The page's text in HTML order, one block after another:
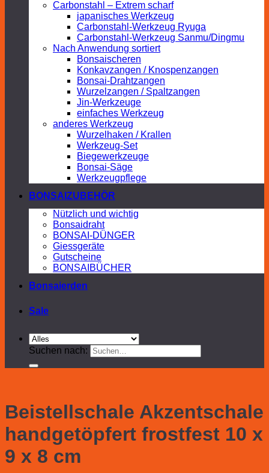
Carbonstahl – Extrem scharf
japanisches Werkzeug
Carbonstahl-Werkzeug Ryuga
Carbonstahl-Werkzeug Sanmu/Dingmu
Nach Anwendung sortiert
Bonsaischeren
Konkavzangen / Knospenzangen
Bonsai-Drahtzangen
Wurzelzangen / Spaltzangen
Jin-Werkzeuge
einfaches Werkzeug
anderes Werkzeug
Wurzelhaken / Krallen
Werkzeug-Set
Biegewerkzeuge
Bonsai-Säge
Werkzeugpflege
BONSAIZUBEHÖR
Nützlich und wichtig
Bonsaidraht
BONSAI-DÜNGER
Giessgeräte
Gutscheine
BONSAIBÜCHER
Bonsaierden
Sale
Suchen nach:
Beistellschale Akzentschale
handgetöpfert frostfest 10 x
9 x 8 cm